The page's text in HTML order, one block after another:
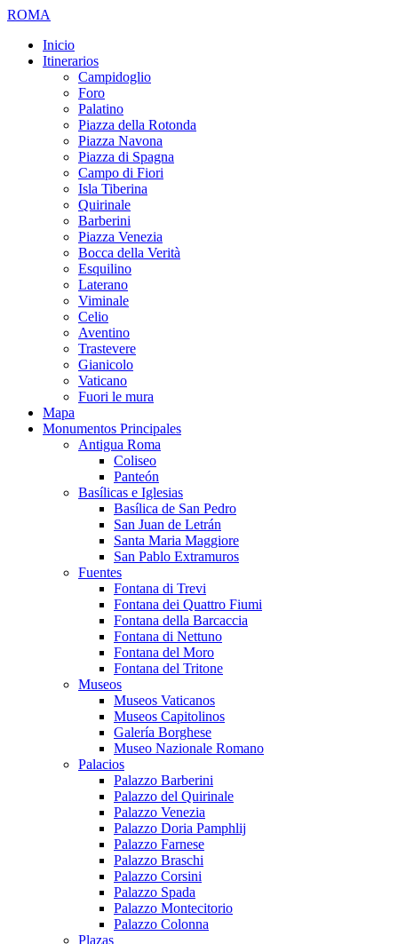
ROMA
Inicio
Itinerarios
Campidoglio
Foro
Palatino
Piazza della Rotonda
Piazza Navona
Piazza di Spagna
Campo di Fiori
Isla Tiberina
Quirinale
Barberini
Piazza Venezia
Bocca della Verità
Esquilino
Laterano
Viminale
Celio
Aventino
Trastevere
Gianicolo
Vaticano
Fuori le mura
Mapa
Monumentos Principales
Antigua Roma
Coliseo
Panteón
Basílicas e Iglesias
Basílica de San Pedro
San Juan de Letrán
Santa Maria Maggiore
San Pablo Extramuros
Fuentes
Fontana di Trevi
Fontana dei Quattro Fiumi
Fontana della Barcaccia
Fontana di Nettuno
Fontana del Moro
Fontana del Tritone
Museos
Museos Vaticanos
Museos Capitolinos
Galería Borghese
Museo Nazionale Romano
Palacios
Palazzo Barberini
Palazzo del Quirinale
Palazzo Venezia
Palazzo Doria Pamphlij
Palazzo Farnese
Palazzo Braschi
Palazzo Corsini
Palazzo Spada
Palazzo Montecitorio
Palazzo Colonna
Plazas